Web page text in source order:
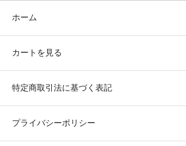
ホーム
カートを見る
特定商取引法に基づく表記
プライバシーポリシー